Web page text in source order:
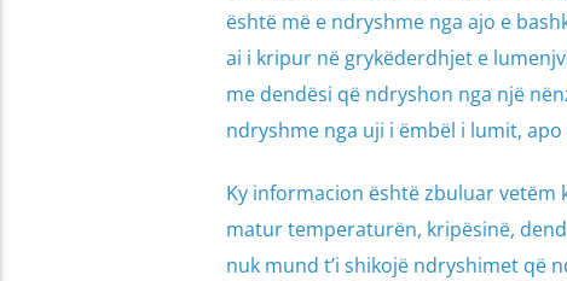
është më e ndryshme nga ajo e
ai i kripur në grykëderdhjet e
me dendësi që ndryshon nga një
ndryshme nga uji i ëmbël i lumit,
Ky informacion është zbuluar
matur temperaturën, kripësinë,
nuk mund t’i shikojë ndryshimet që